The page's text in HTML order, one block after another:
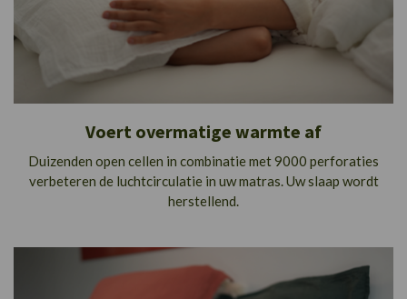
Voert overmatige warmte af
Duizenden open cellen in combinatie met 9000 perforaties
verbeteren de luchtcirculatie in uw matras. Uw slaap wordt
herstellend.